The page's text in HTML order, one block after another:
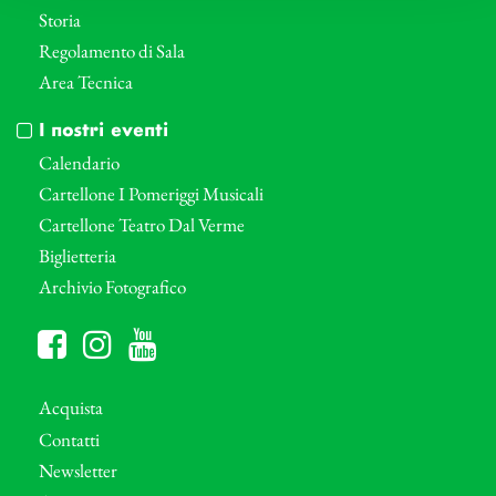
Storia
Regolamento di Sala
Area Tecnica
I nostri eventi
Calendario
Cartellone I Pomeriggi Musicali
Cartellone Teatro Dal Verme
Biglietteria
Archivio Fotografico
Acquista
Contatti
Newsletter